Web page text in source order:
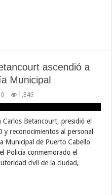
ascendió a
Municipal
0 1,846
Carlos Betancourt, presidió el
y reconocimientos al personal
Municipal de Puerto Cabello
Policía conmemorado el
civil de la ciudad,